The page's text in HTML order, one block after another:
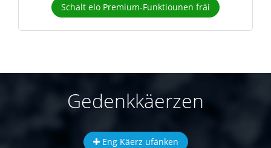
Schalt elo Premium-Funktiounen fräi
Gedenkkäerzen
Eng Käerz ufänken